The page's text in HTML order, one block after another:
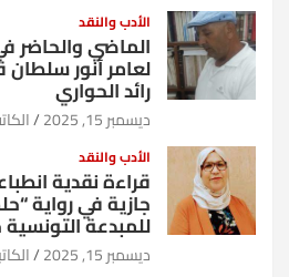
الأدب والنقد
الماضي والحاضر
لعامر أنور سلطان
رائد الحواري
ديسمبر 15, 2025
الأدب والنقد
قراءة نقدية
جازية في رواية
للمبدعة
ديسمبر 15, 2025